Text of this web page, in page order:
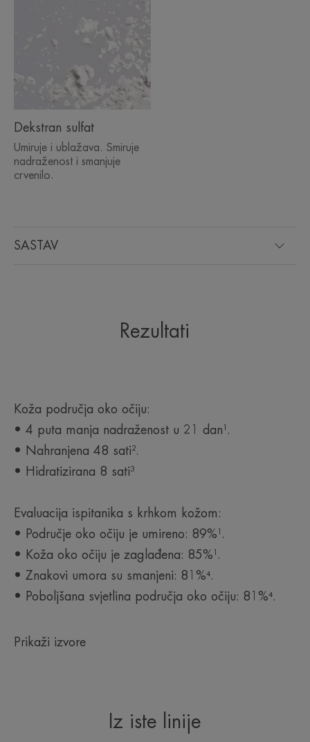
SASTAV
Dekstran sulfat
Umiruje i ublažava. Smiruje
nadraženost i smanjuje
crvenilo.
Rezultati
Koža područja oko očiju:
• 4 puta manja nadraženost u 21 dan¹.
• Nahranjena 48 sati².
• Hidratizirana 8 sati³
Evaluacija ispitanika s krhkom kožom:
• Područje oko očiju je umireno: 89%¹.
• Koža oko očiju je zaglađena: 85%¹.
• Znakovi umora su smanjeni: 81%⁴.
• Poboljšana svjetlina područja oko očiju: 81%⁴.
Prikaži izvore
Iz iste linije